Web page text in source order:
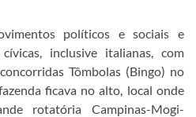
políticos e sociais e
inclusive italianas, com
Tômbolas (Bingo) no
ficava no alto, local onde
rotatória Campinas-Mogi-